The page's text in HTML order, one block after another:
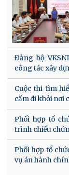
Đảng bộ
công tác xây
Cuộc thi tìm
cấm đi khỏi nơi
Phối hợp tổ
trình chiếu
Phối hợp tổ
vụ án hành